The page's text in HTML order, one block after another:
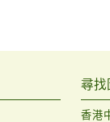
尋找
香港